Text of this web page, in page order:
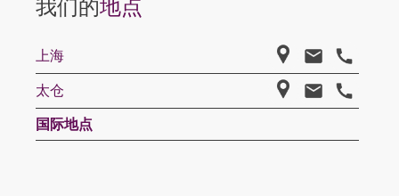
我们的地点
上海
太仓
国际地点